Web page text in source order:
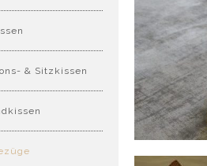
& Sitzkissen